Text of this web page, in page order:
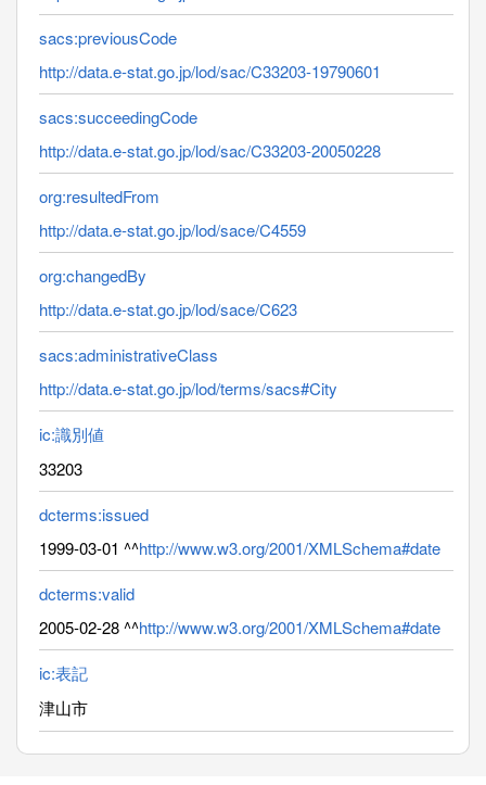
sacs:previousCode
http://data.e-stat.go.jp/lod/sac/C33203-19790601
sacs:succeedingCode
http://data.e-stat.go.jp/lod/sac/C33203-20050228
org:resultedFrom
http://data.e-stat.go.jp/lod/sace/C4559
org:changedBy
http://data.e-stat.go.jp/lod/sace/C623
sacs:administrativeClass
http://data.e-stat.go.jp/lod/terms/sacs#City
ic:識別値
33203
dcterms:issued
1999-03-01 ^^http://www.w3.org/2001/XMLSchema#date
dcterms:valid
2005-02-28 ^^http://www.w3.org/2001/XMLSchema#date
ic:表記
津山市